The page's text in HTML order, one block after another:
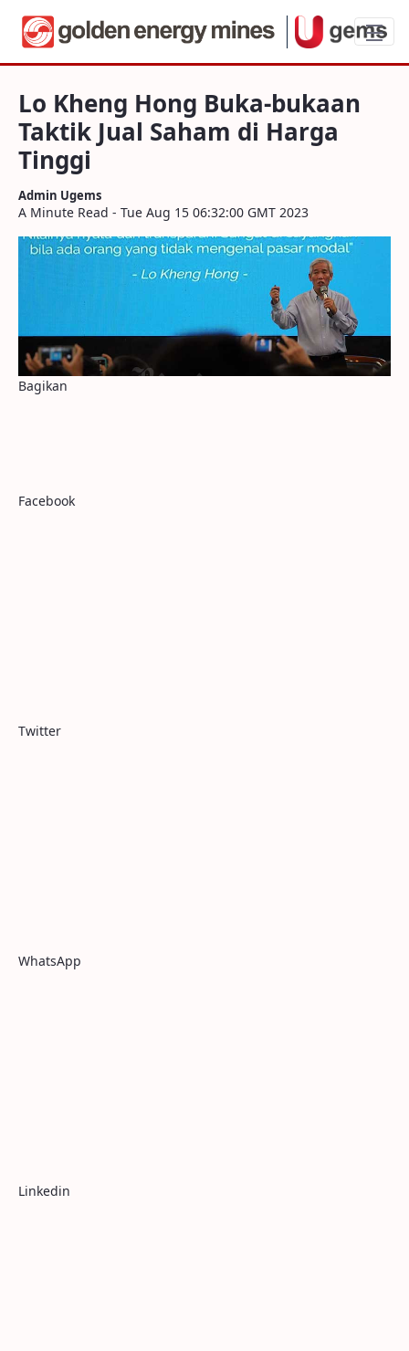
Lo Kheng Hong Buka-bukaan Taktik
Lo Kheng Hong Buka-bukaan
Taktik Jual Saham di Harga
Tinggi
Admin Ugems
A Minute Read - Tue Aug 15 06:32:00 GMT 2023
Bagikan
Facebook
Twitter
WhatsApp
Linkedin